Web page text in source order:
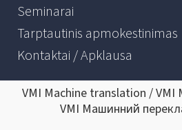
Seminarai
Tarptautinis apmokestinimas
Kontaktai / Apklausa
VMI Machine translation /
VMI Машинний